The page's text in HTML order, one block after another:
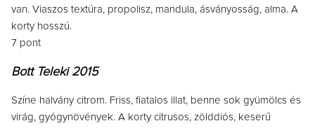
van. Viaszos textúra, propolisz, mandula, ásványosság, alma. A
korty hosszú.
7 pont
Bott Teleki 2015
Színe halvány citrom. Friss, fiatalos illat, benne sok gyümölcs és
virág, gyógynövények. A korty citrusos, zölddiós, keserű